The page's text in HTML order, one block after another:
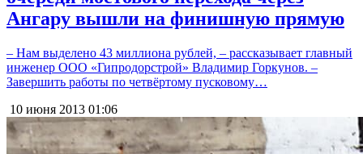
Ангару вышли на финишную прямую
– Нам выделено 43 миллиона рублей, – рассказывает главный
инженер ООО «Гипродорстрой» Владимир Горкунов. –
Завершить работы по четвёртому пусковому…
10 июня 2013 01:06